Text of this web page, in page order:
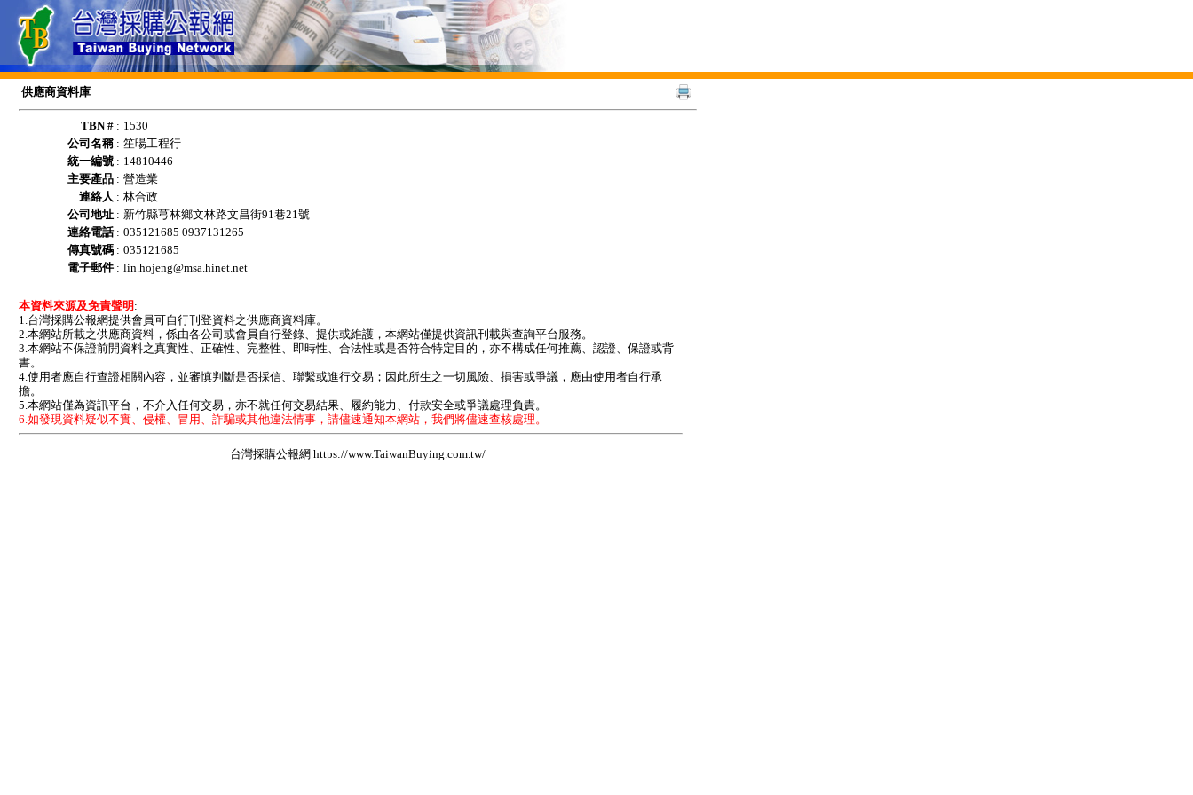
供應商資料庫
TBN # : 1530
公司名稱: 笙暘工程行
統一編號 : 14810446
主要產品 : 營造業
連絡人 : 林合政
公司地址 : 新竹縣芎林鄉文林路文昌街91巷21號
連絡電話: 035121685 0937131265
傳真號碼 : 035121685
電子郵件 : lin.hojeng@msa.hinet.net
本資料來源及免責聲明 :
1.台灣採購公報網提供會員可自行刊登資料之供應商資料庫。
2.本網站所載之供應商資料，係由各公司或會員自行登錄、提供或維護，本網站僅提供資訊刊載與查詢平台服務。
3.本網站不保證前開資料之真實性、正確性、完整性、即時性、合法性或是否符合特定目的，亦不構成任何推薦、認證、保證或背
書。
4.使用者應自行查證相關內容，並審慎判斷是否採信、聯繫或進行交易；因此所生之一切風險、損害或爭議，應由使用者自行承
擔。
5.本網站僅為資訊平台，不介入任何交易，亦不就任何交易結果、履約能力、付款安全或爭議處理負責。
6.如發現資料疑似不實、侵權、冒用、詐騙或其他違法情事，請儘速通知本網站，我們將儘速查核處理。
台灣採購公報網 https://www.TaiwanBuying.com.tw/